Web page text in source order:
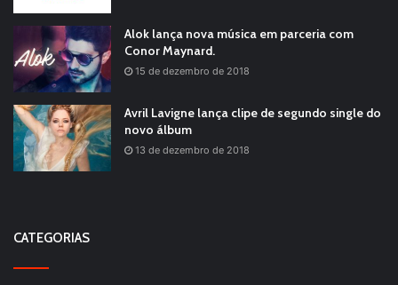
Alok lança nova música em parceria com
Conor Maynard.
15 de dezembro de 2018
Avril Lavigne lança clipe de segundo single do
novo álbum
13 de dezembro de 2018
CATEGORIAS